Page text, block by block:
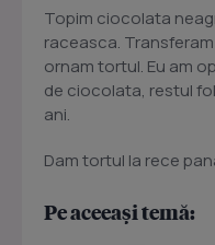
Topim ciocolata
raceasca.
ornam tortul. Eu am
de ciocolata, restul
ani.
Dam tortul la rece
Pe aceeași temă: